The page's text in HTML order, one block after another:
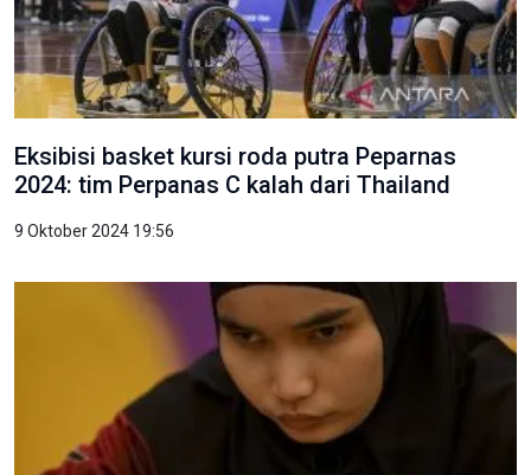
Eksibisi basket kursi roda putra Peparnas
2024: tim Perpanas C kalah dari Thailand
9 Oktober 2024 19:56